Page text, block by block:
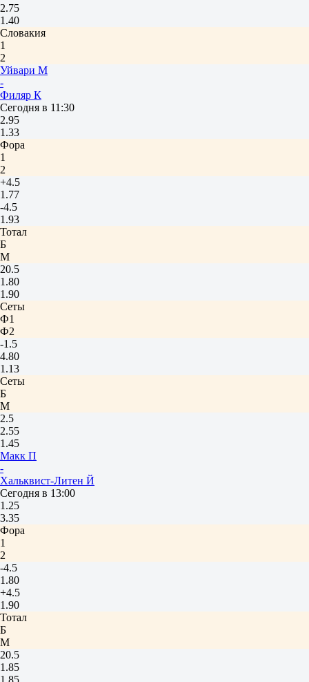
2.75
1.40
Словакия
1
2
Уйвари М
-
Филяр К
Сегодня в 11:30
2.95
1.33
Фора
1
2
+4.5
1.77
-4.5
1.93
Тотал
Б
М
20.5
1.80
1.90
Сеты
Ф1
Ф2
-1.5
4.80
1.13
Сеты
Б
М
2.5
2.55
1.45
Макк П
-
Хальквист-Литен Й
Сегодня в 13:00
1.25
3.35
Фора
1
2
-4.5
1.80
+4.5
1.90
Тотал
Б
М
20.5
1.85
1.85